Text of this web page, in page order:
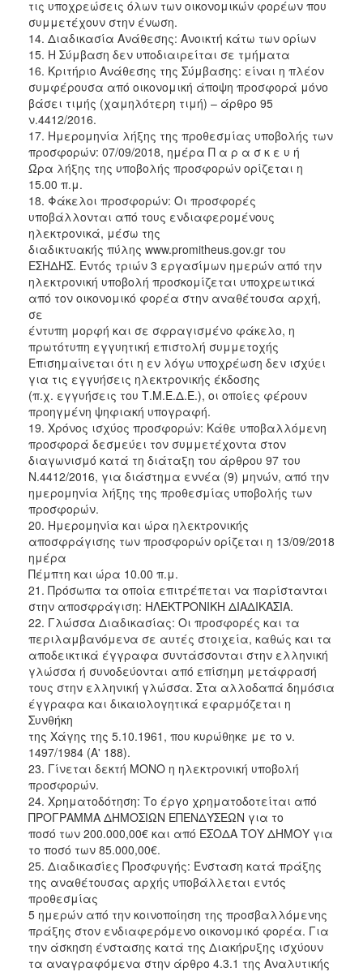
τις υποχρεώσεις όλων των οικονομικών φορέων που
συμμετέχουν στην ένωση.
14. Διαδικασία Ανάθεσης: Ανοικτή κάτω των ορίων
15. Η Σύμβαση δεν υποδιαιρείται σε τμήματα
16. Κριτήριο Ανάθεσης της Σύμβασης: είναι η πλέον
συμφέρουσα από οικονομική άποψη προσφορά μόνο
βάσει τιμής (χαμηλότερη τιμή) – άρθρο 95
ν.4412/2016.
17. Ημερομηνία λήξης της προθεσμίας υποβολής των
προσφορών: 07/09/2018, ημέρα Π α ρ α σ κ ε υ ή
Ώρα λήξης της υποβολής προσφορών ορίζεται η
15.00 π.μ.
18. Φάκελοι προσφορών: Οι προσφορές
υποβάλλονται από τους ενδιαφερομένους
ηλεκτρονικά, μέσω της
διαδικτυακής πύλης www.promitheus.gov.gr του
ΕΣΗΔΗΣ. Εντός τριών 3 εργασίμων ημερών από την
ηλεκτρονική υποβολή προσκομίζεται υποχρεωτικά
από τον οικονομικό φορέα στην αναθέτουσα αρχή,
σε
έντυπη μορφή και σε σφραγισμένο φάκελο, η
πρωτότυπη εγγυητική επιστολή συμμετοχής
Επισημαίνεται ότι η εν λόγω υποχρέωση δεν ισχύει
για τις εγγυήσεις ηλεκτρονικής έκδοσης
(π.χ. εγγυήσεις του Τ.Μ.Ε.Δ.Ε.), οι οποίες φέρουν
προηγμένη ψηφιακή υπογραφή.
19. Χρόνος ισχύος προσφορών: Κάθε υποβαλλόμενη
προσφορά δεσμεύει τον συμμετέχοντα στον
διαγωνισμό κατά τη διάταξη του άρθρου 97 του
Ν.4412/2016, για διάστημα εννέα (9) μηνών, από την
ημερομηνία λήξης της προθεσμίας υποβολής των
προσφορών.
20. Ημερομηνία και ώρα ηλεκτρονικής
αποσφράγισης των προσφορών ορίζεται η 13/09/2018
ημέρα
Πέμπτη και ώρα 10.00 π.μ.
21. Πρόσωπα τα οποία επιτρέπεται να παρίστανται
στην αποσφράγιση: ΗΛΕΚΤΡΟΝΙΚΗ ΔΙΑΔΙΚΑΣΙΑ.
22. Γλώσσα Διαδικασίας: Οι προσφορές και τα
περιλαμβανόμενα σε αυτές στοιχεία, καθώς και τα
αποδεικτικά έγγραφα συντάσσονται στην ελληνική
γλώσσα ή συνοδεύονται από επίσημη μετάφρασή
τους στην ελληνική γλώσσα. Στα αλλοδαπά δημόσια
έγγραφα και δικαιολογητικά εφαρμόζεται η
Συνθήκη
της Χάγης της 5.10.1961, που κυρώθηκε με το ν.
1497/1984 (Α' 188).
23. Γίνεται δεκτή ΜΟΝΟ η ηλεκτρονική υποβολή
προσφορών.
24. Χρηματοδότηση: Το έργο χρηματοδοτείται από
ΠΡΟΓΡΑΜΜΑ ΔΗΜΟΣΙΩΝ ΕΠΕΝΔΥΣΕΩΝ για το
ποσό των 200.000,00€ και από ΕΣΟΔΑ ΤΟΥ ΔΗΜΟΥ για
το ποσό των 85.000,00€.
25. Διαδικασίες Προσφυγής: Ένσταση κατά πράξης
της αναθέτουσας αρχής υποβάλλεται εντός
προθεσμίας
5 ημερών από την κοινοποίηση της προσβαλλόμενης
πράξης στον ενδιαφερόμενο οικονομικό φορέα. Για
την άσκηση ένστασης κατά της Διακήρυξης ισχύουν
τα αναγραφόμενα στην άρθρο 4.3.1 της Αναλυτικής